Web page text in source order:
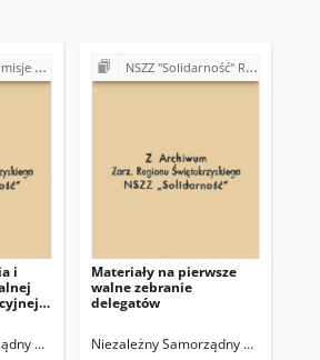
"Solidarność"
i
Związek Zawodowy "Solidarność" Region
NSZZ "Solidarność" Region Świętokrzyski (sprawy organizacyjne)
Materiały na pierwsze
walne zebranie
delegatów
Niezależny Samorządny Związek